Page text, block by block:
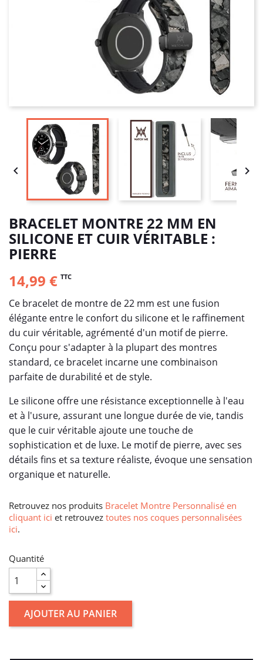
 
BRACELET MONTRE 22 MM EN
SILICONE ET CUIR VÉRITABLE :
PIERRE
14,99 € TTC
Ce bracelet de montre de 22 mm est une fusion
élégante entre le confort du silicone et le raffinement
du cuir véritable, agrémenté d'un motif de pierre.
Conçu pour s'adapter à la plupart des montres
standard, ce bracelet incarne une combinaison
parfaite de durabilité et de style.
Le silicone offre une résistance exceptionnelle à l'eau
et à l'usure, assurant une longue durée de vie, tandis
que le cuir véritable ajoute une touche de
sophistication et de luxe. Le motif de pierre, avec ses
détails fins et sa texture réaliste, évoque une sensation
organique et naturelle.
Retrouvez nos produits Bracelet Montre Personnalisé en
cliquant ici et retrouvez toutes nos coques personnalisées
ici.
Quantité
AJOUTER AU PANIER